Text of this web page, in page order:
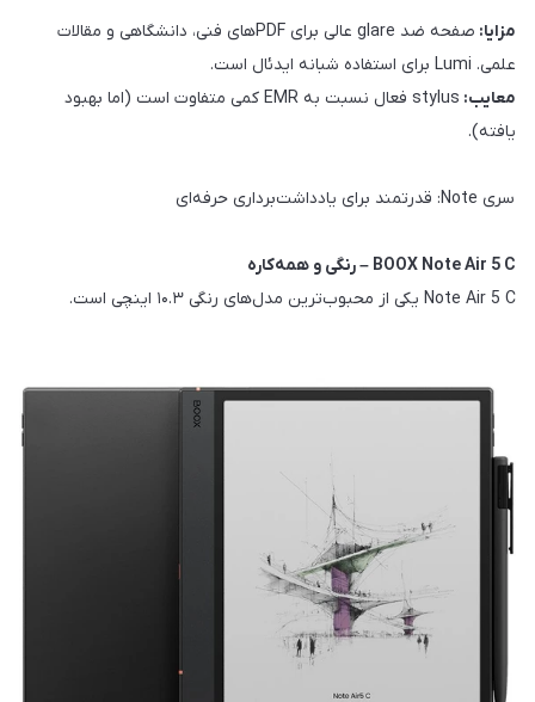
مزایا:
صفحه ضد glare عالی برای PDFهای فنی، دانشگاهی و مقالات
علمی. Lumi برای استفاده شبانه ایدئال است.
معایب:
stylus فعال نسبت به EMR کمی متفاوت است (اما بهبود
یافته).
سری Note: قدرتمند برای یادداشت‌برداری حرفه‌ای
BOOX Note Air 5 C – رنگی و همه‌کاره
Note Air 5 C یکی از محبوب‌ترین مدل‌های رنگی ۱۰.۳ اینچی است.